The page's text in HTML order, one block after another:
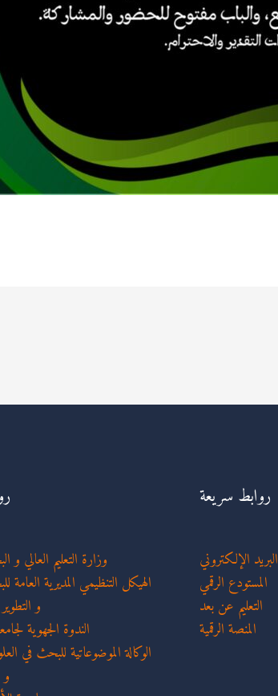
روابط سريعة
البريد الإلكتروني
المستودع الرقمي
التعليم عن بعد
المنصة الرقمية
وزارة التعليم العالي و
الهيكل التنظيمي المديرية العامة
و
الندوة الجهوية
الوكالة الموضوعاتية للبحث في